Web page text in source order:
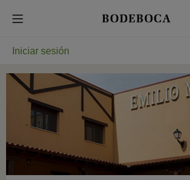
Iniciar sesión